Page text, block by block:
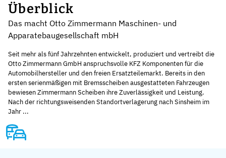
Überblick
Das macht Otto Zimmermann Maschinen- und
Apparatebaugesellschaft mbH
Seit mehr als fünf Jahrzehnten entwickelt, produziert und vertreibt die
Otto Zimmermann GmbH anspruchsvolle KFZ Komponenten für die
Automobilhersteller und den freien Ersatzteilemarkt. Bereits in den
ersten serienmäßigen mit Bremsscheiben ausgestatteten Fahrzeugen
bewiesen Zimmermann Scheiben ihre Zuverlässigkeit und Leistung.
Nach der richtungsweisenden Standortverlagerung nach Sinsheim im
Jahr ...